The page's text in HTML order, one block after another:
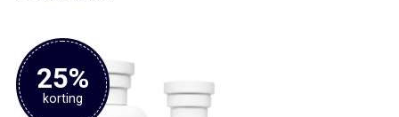
25%
korting